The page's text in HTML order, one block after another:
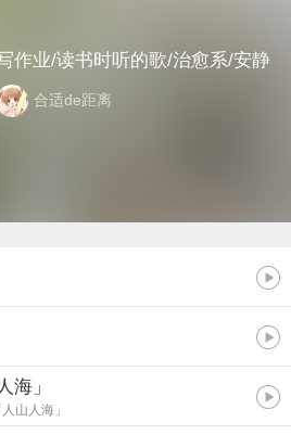
作业/读书时听的歌/治愈系/安静
合适de距离
海」
山人海」